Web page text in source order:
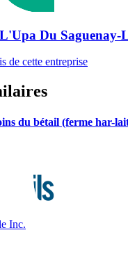
Du Saguenay-
de cette entreprise
du bétail (ferme har-
Inc.